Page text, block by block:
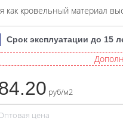
как кровельный материал
Срок эксплуатации до 15
руб/м2
цена